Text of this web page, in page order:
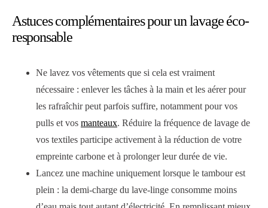
Astuces complémentaires pour un lavage éco-
responsable
Ne lavez vos vêtements que si cela est vraiment
nécessaire : enlever les tâches à la main et les aérer pour
les rafraîchir peut parfois suffire, notamment pour vos
pulls et vos manteaux. Réduire la fréquence de lavage de
vos textiles participe activement à la réduction de votre
empreinte carbone et à prolonger leur durée de vie.
Lancez une machine uniquement lorsque le tambour est
plein : la demi-charge du lave-linge consomme moins